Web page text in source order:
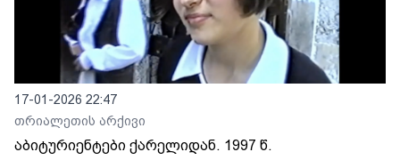
17-01-2026 22:47
თრიალეთის არქივი
აბიტურიენტები ქარელიდან. 1997 წ.